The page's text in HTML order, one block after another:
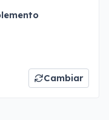
Cambiar